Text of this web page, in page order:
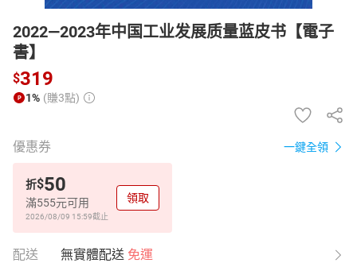
2022—2023年中国工业发展质量蓝皮书【電子
書】
$319
1% (賺3點)
優惠券 一鍵全領
折$50
滿555元可用
2026/08/09 15:59截止
領取
配送 無實體配送 免運